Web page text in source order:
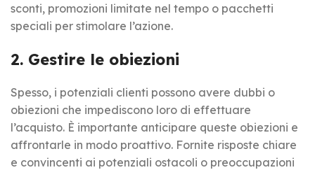
sconti, promozioni limitate nel tempo o pacchetti
speciali per stimolare l’azione.
2. Gestire le obiezioni
Spesso, i potenziali clienti possono avere dubbi o
obiezioni che impediscono loro di effettuare
l’acquisto. È importante anticipare queste obiezioni e
affrontarle in modo proattivo. Fornite risposte chiare
e convincenti ai potenziali ostacoli o preoccupazioni